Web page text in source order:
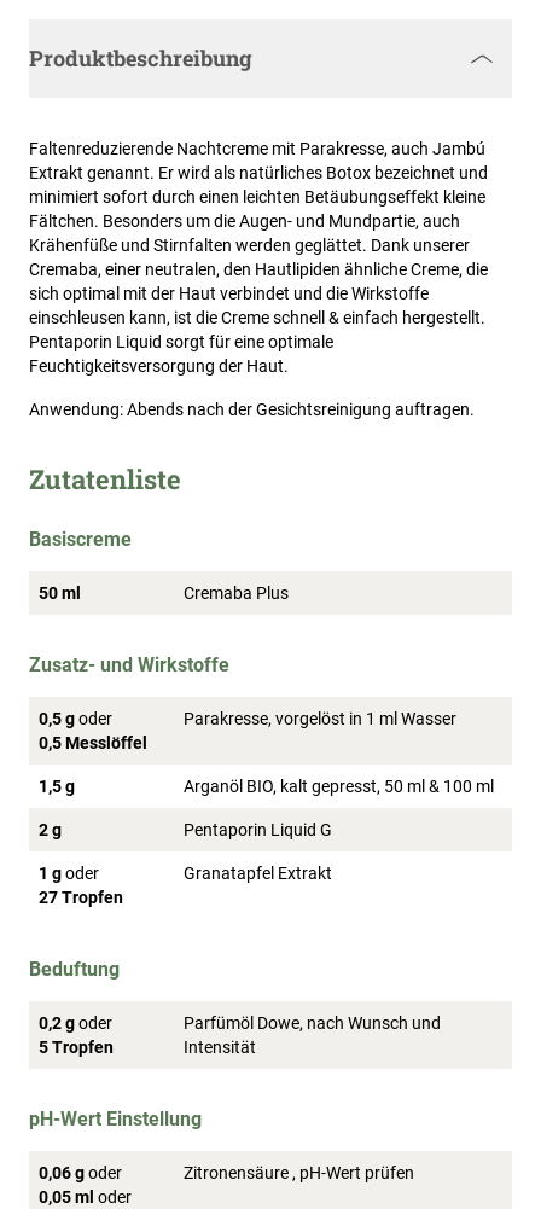
Produktbeschreibung
Faltenreduzierende Nachtcreme mit Parakresse, auch Jambú
Extrakt genannt. Er wird als natürliches Botox bezeichnet und
minimiert sofort durch einen leichten Betäubungseffekt kleine
Fältchen. Besonders um die Augen- und Mundpartie, auch
Krähenfüße und Stirnfalten werden geglättet. Dank unserer
Cremaba, einer neutralen, den Hautlipiden ähnliche Creme, die
sich optimal mit der Haut verbindet und die Wirkstoffe
einschleusen kann, ist die Creme schnell & einfach hergestellt.
Pentaporin Liquid sorgt für eine optimale
Feuchtigkeitsversorgung der Haut.
Anwendung: Abends nach der Gesichtsreinigung auftragen.
Zutatenliste
Basiscreme
50 ml Cremaba Plus
Zusatz- und Wirkstoffe
0,5 goder
0,5 Messlöffel
Parakresse, vorgelöst in 1 ml Wasser
1,5 g Arganöl BIO, kalt gepresst, 50 ml & 100 ml
2 g Pentaporin Liquid G
1 goder
27 Tropfen
Granatapfel Extrakt
Beduftung
0,2 goder
5 Tropfen
Parfümöl Dowe, nach Wunsch und
Intensität
pH-Wert Einstellung
0,06 goder
0,05 ml oder
Zitronensäure , pH-Wert prüfen